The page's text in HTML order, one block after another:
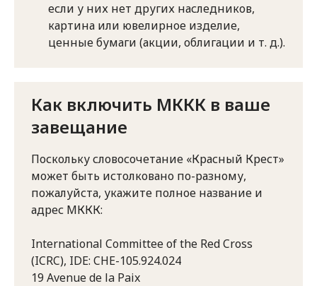
если у них нет других наследников,
картина или ювелирное изделие,
ценные бумаги (акции, облигации и т. д.).
Как включить МККК в ваше
завещание
Поскольку словосочетание «Красный Крест»
может быть истолковано по-разному,
пожалуйста, укажите полное название и
адрес МККК:
International Committee of the Red Cross
(ICRC), IDE: CHE-105.924.024
19 Avenue de la Paix